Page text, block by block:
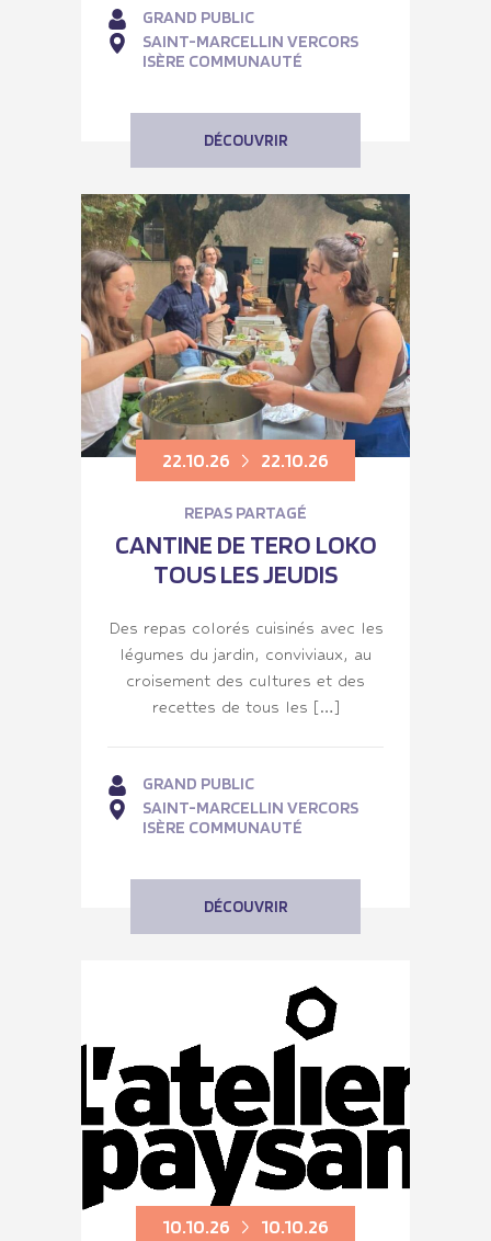
GRAND PUBLIC
SAINT-MARCELLIN VERCORS
ISÈRE COMMUNAUTÉ
DÉCOUVRIR
22.10.26 22.10.26
REPAS PARTAGÉ
CANTINE DE TERO LOKO
TOUS LES JEUDIS
Des repas colorés cuisinés avec les
légumes du jardin, conviviaux, au
croisement des cultures et des
recettes de tous les […]
GRAND PUBLIC
SAINT-MARCELLIN VERCORS
ISÈRE COMMUNAUTÉ
DÉCOUVRIR
10.10.26 10.10.26